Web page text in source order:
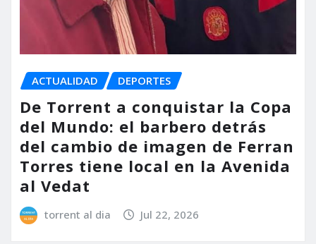
ACTUALIDAD DEPORTES
De Torrent a conquistar la Copa
del Mundo: el barbero detrás
del cambio de imagen de Ferran
Torres tiene local en la Avenida
al Vedat
torrent al dia Jul 22, 2026